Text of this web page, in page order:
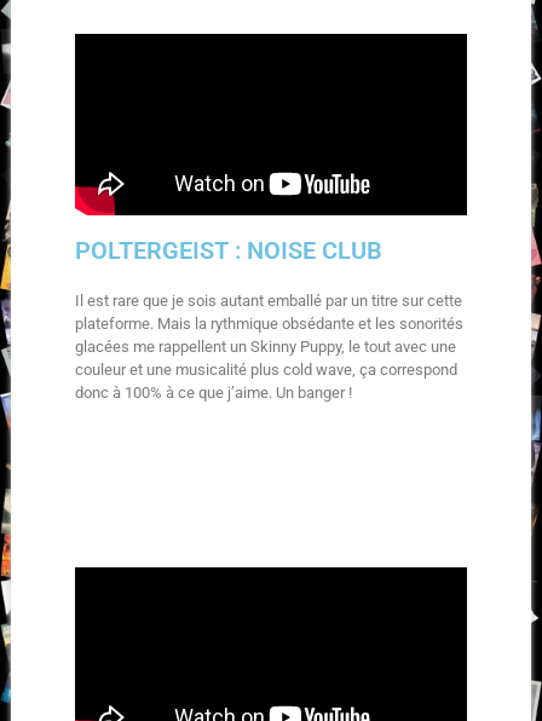
POLTERGEIST : NOISE CLUB
Il est rare que je sois autant emballé par un titre sur cette
plateforme. Mais la rythmique obsédante et les sonorités
glacées me rappellent un Skinny Puppy, le tout avec une
couleur et une musicalité plus cold wave, ça correspond
donc à 100% à ce que j’aime. Un banger !